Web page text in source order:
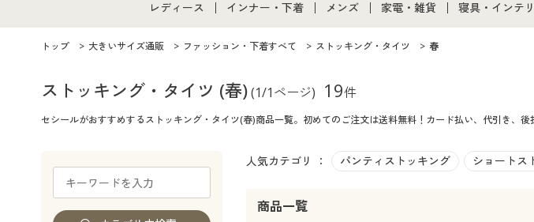
レディース
レディース通販すべて
レディースファッション
女性下着
インナー・下着
インナー・下着通販すべて
女性下着
メンズ下着
ジュニア・ティーンズ下着
メンズ
メンズ通販すべて
メンズファッション
メンズ下着
家電・雑貨
家電・雑貨すべて
キッチン・雑貨・日用品
寝具・インテ
寝具・ベッド
カーテン・ラ
トップ 大きいサイズ通販 ファッション・下着すべて ストッキング・タイツ 春
ストッキング・タイツ (春)(1/1ページ) 19件
セシールがおすすめするストッキング・タイツ(春)商品一覧。初めてのご注文は送料無料！カード払い、代引き、後
人気カテゴリ ： パンティストッキング ショートス
商品一覧